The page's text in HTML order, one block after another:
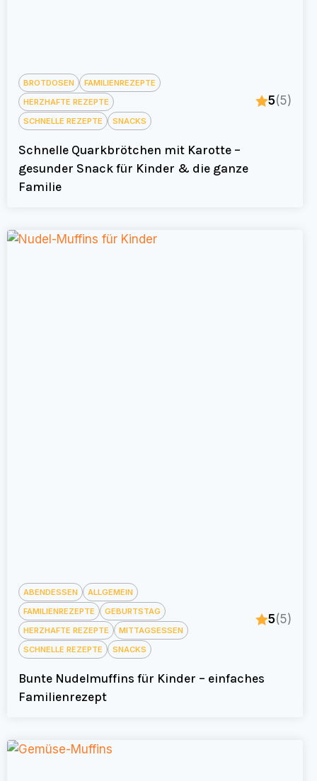
BROTDOSEN
FAMILIENREZEPTE
HERZHAFTE REZEPTE
SCHNELLE REZEPTE
SNACKS
5(5)
Schnelle Quarkbrötchen mit Karotte –
gesunder Snack für Kinder & die ganze
Familie
ABENDESSEN
ALLGEMEIN
FAMILIENREZEPTE
GEBURTSTAG
HERZHAFTE REZEPTE
MITTAGSESSEN
SCHNELLE REZEPTE
SNACKS
5(5)
Bunte Nudelmuffins für Kinder – einfaches
Familienrezept